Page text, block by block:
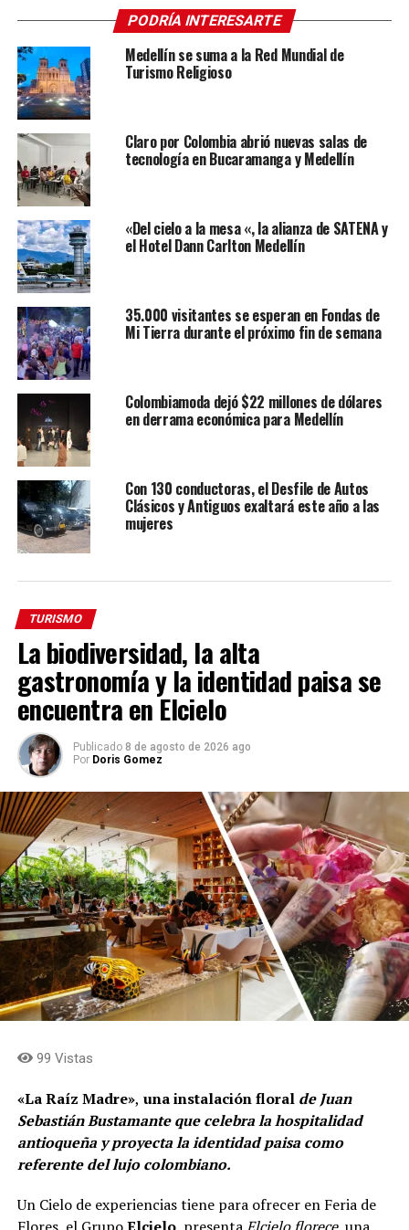
PODRÍA INTERESARTE
Medellín se suma a la Red Mundial de
Turismo Religioso
Claro por Colombia abrió nuevas salas de
tecnología en Bucaramanga y Medellín
«Del cielo a la mesa «, la alianza de SATENA y
el Hotel Dann Carlton Medellín
35.000 visitantes se esperan en Fondas de
Mi Tierra durante el próximo fin de semana
Colombiamoda dejó $22 millones de dólares
en derrama económica para Medellín
Con 130 conductoras, el Desfile de Autos
Clásicos y Antiguos exaltará este año a las
mujeres
TURISMO
La biodiversidad, la alta
gastronomía y la identidad paisa se
encuentra en Elcielo
Publicado 8 de agosto de 2026 ago
Por Doris Gomez
99 Vistas
«La Raíz Madre», una instalación floral de Juan
Sebastián Bustamante que celebra la hospitalidad
antioqueña y proyecta la identidad paisa como
referente del lujo colombiano.
Un Cielo de experiencias tiene para ofrecer en Feria de